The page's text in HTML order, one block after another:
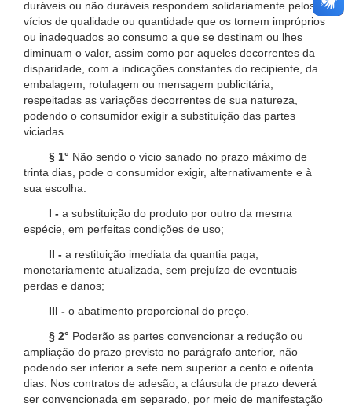
duráveis ou não duráveis respondem solidariamente pelos
vícios de qualidade ou quantidade que os tornem impróprios
ou inadequados ao consumo a que se destinam ou lhes
diminuam o valor, assim como por aqueles decorrentes da
disparidade, com a indicações constantes do recipiente, da
embalagem, rotulagem ou mensagem publicitária,
respeitadas as variações decorrentes de sua natureza,
podendo o consumidor exigir a substituição das partes
viciadas.
§ 1° Não sendo o vício sanado no prazo máximo de
trinta dias, pode o consumidor exigir, alternativamente e à
sua escolha:
I - a substituição do produto por outro da mesma
espécie, em perfeitas condições de uso;
II - a restituição imediata da quantia paga,
monetariamente atualizada, sem prejuízo de eventuais
perdas e danos;
III - o abatimento proporcional do preço.
§ 2° Poderão as partes convencionar a redução ou
ampliação do prazo previsto no parágrafo anterior, não
podendo ser inferior a sete nem superior a cento e oitenta
dias. Nos contratos de adesão, a cláusula de prazo deverá
ser convencionada em separado, por meio de manifestação